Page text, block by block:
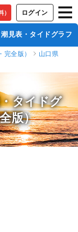
） ログイン
潮見表・タイドグラフ
全版）
山口県
・タイドグ
版）